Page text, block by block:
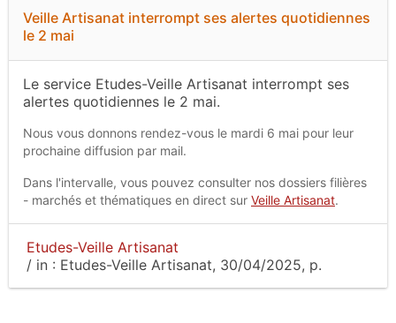
Veille Artisanat interrompt ses alertes quotidiennes
le 2 mai
Le service Etudes-Veille Artisanat interrompt ses
alertes quotidiennes le 2 mai.
Nous vous donnons rendez-vous le mardi 6 mai pour leur
prochaine diffusion par mail.
Dans l'intervalle, vous pouvez consulter nos dossiers filières
- marchés et thématiques en direct sur Veille Artisanat.
Etudes-Veille Artisanat
/ in : Etudes-Veille Artisanat, 30/04/2025, p.